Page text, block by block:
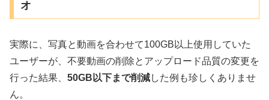
オ
実際に、写真と動画を合わせて100GB以上使用していた
ユーザーが、不要動画の削除とアップロード品質の変更を
行った結果、 50GB以下まで削減した例も珍しくありませ
ん。